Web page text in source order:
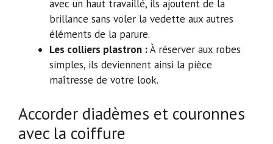
avec un haut travaillé, ils ajoutent de la
brillance sans voler la vedette aux autres
éléments de la parure.
Les colliers plastron :À réserver aux robes
simples, ils deviennent ainsi la pièce
maîtresse de votre look.
Accorder diadèmes et couronnes
avec la coiffure